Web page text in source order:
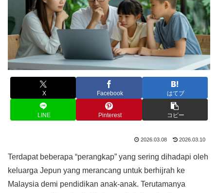
X Facebook はてブ
LINE Pinterest コピー
2026.03.08 2026.03.10
Terdapat beberapa “perangkap” yang sering dihadapi oleh
keluarga Jepun yang merancang untuk berhijrah ke
Malaysia demi pendidikan anak-anak. Terutamanya